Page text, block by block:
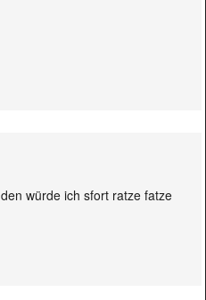
würde ich sfort ratze fatze